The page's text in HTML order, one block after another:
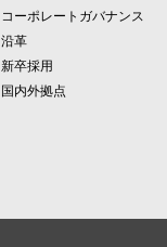
コーポレートガバナンス
沿革
新卒採用
国内外拠点